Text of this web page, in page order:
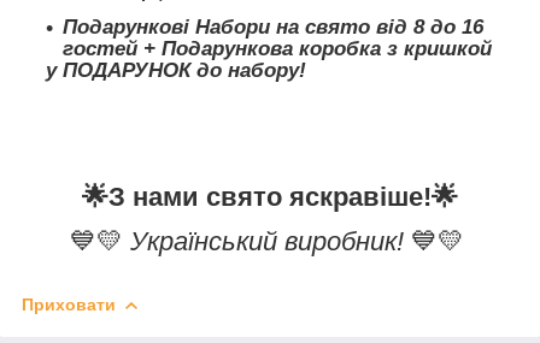
Подарункові Набори на свято від 8 до 16
гостей + Подарункова коробка з кришкой
у ПОДАРУНОК до набору!
🌟З нами свято яскравіше!🌟
💙💛 Український виробник! 💙💛
Приховати